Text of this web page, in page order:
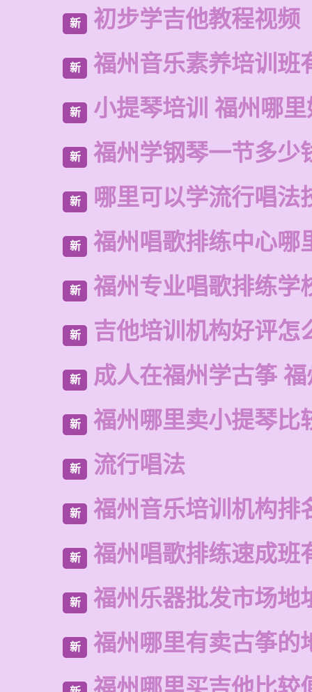
新 初步学吉他教程视频
新 福州音乐素养培训班
新 小提琴培训 福州哪
新 福州学钢琴一节多少
新 哪里可以学流行唱法
新 福州唱歌排练中心哪
新 福州专业唱歌排练学
新 吉他培训机构好评怎
新 成人在福州学古筝
新 福州哪里卖小提琴比
新 流行唱法
新 福州音乐培训机构排
新 福州唱歌排练速成班
新 福州乐器批发市场地
新 福州哪里有卖古筝的